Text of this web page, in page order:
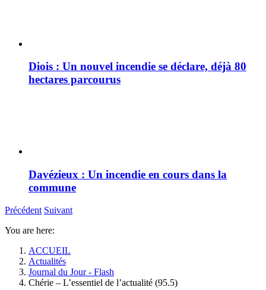
Diois : Un nouvel incendie se déclare, déjà 80
hectares parcourus
Davézieux : Un incendie en cours dans la
commune
Précédent Suivant
You are here:
ACCUEIL
Actualités
Journal du Jour - Flash
Chérie – L’essentiel de l’actualité (95.5)